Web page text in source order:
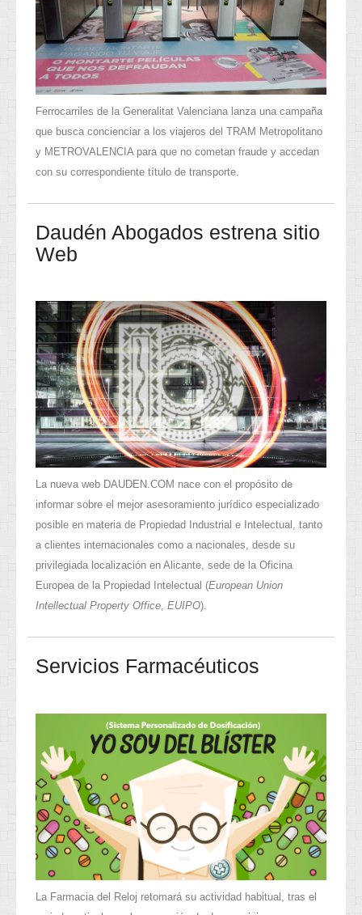
Ferrocarriles de la Generalitat Valenciana lanza una campaña
que busca concienciar a los viajeros del TRAM Metropolitano
y METROVALENCIA para que no cometan fraude y accedan
con su correspondiente título de transporte.
Daudén Abogados estrena sitio
Web
La nueva web DAUDEN.COM nace con el propósito de
informar sobre el mejor asesoramiento jurídico especializado
posible en materia de Propiedad Industrial e Intelectual, tanto
a clientes internacionales como a nacionales, desde su
privilegiada localización en Alicante, sede de la Oficina
Europea de la Propiedad Intelectual (European Union
Intellectual Property Office, EUIPO).
Servicios Farmacéuticos
La Farmacia del Reloj retomará su actividad habitual, tras el